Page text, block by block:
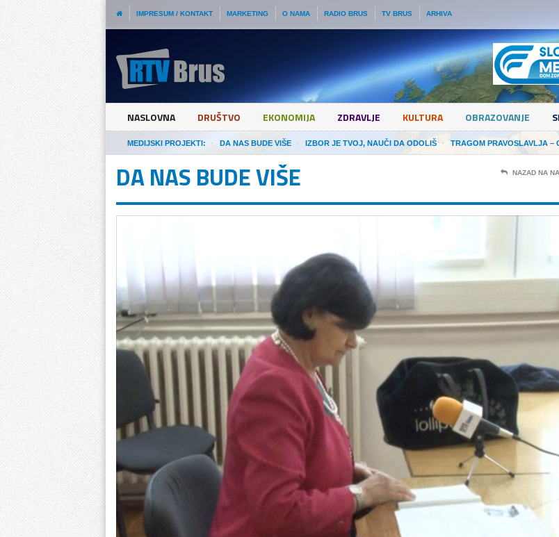
IMPRESUM / KONTAKT MARKETING O NAMA RADIO BRUS TV BRUS ARHIVA
NASLOVNA DRUŠTVO EKONOMIJA ZDRAVLJE KULTURA OBRAZOVANJE
MEDIJSKI PROJEKTI: DA NAS BUDE VIŠE IZBOR JE TVOJ, NAUČI DA ODOLIŠ TRAGOM PRAVOSLAVLJA –
DA NAS BUDE VIŠE NAZAD NA